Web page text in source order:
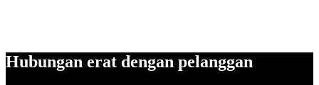
Hubungan erat dengan pelanggan